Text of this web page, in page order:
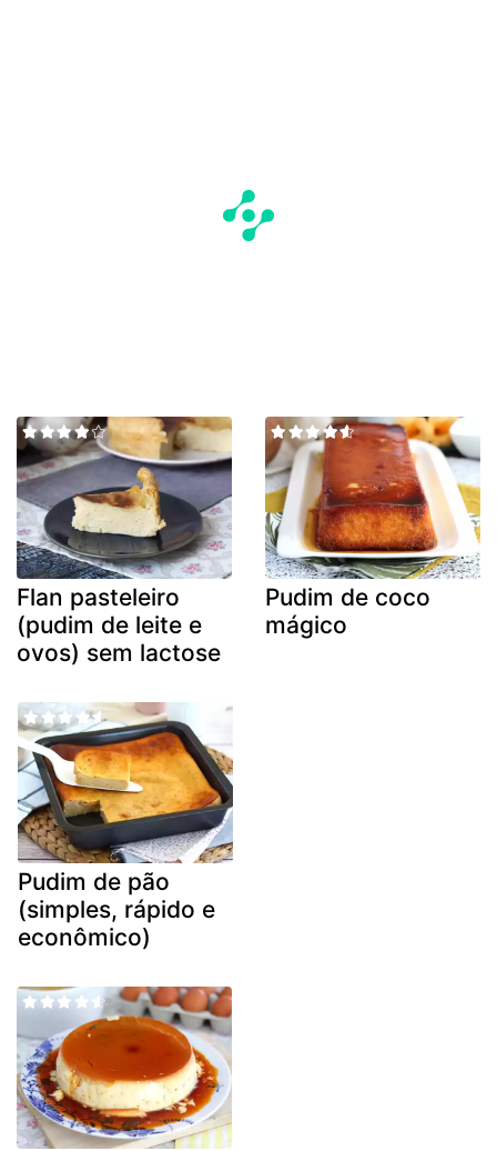
Flan pasteleiro
(pudim de leite e
ovos) sem lactose
Pudim de coco
mágico
Pudim de pão
(simples, rápido e
econômico)